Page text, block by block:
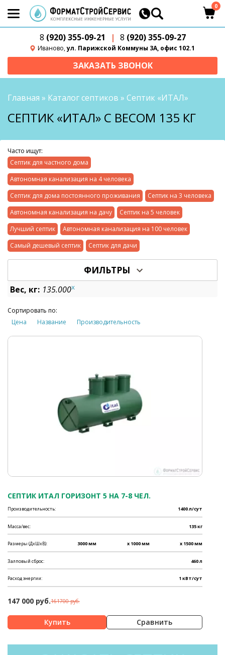
8 (920) 355-09-21 | 8 (920) 355-09-27
Иваново,ул. Парижской Коммуны 3А, офис 102.1
0
ЗАКАЗАТЬ ЗВОНОК
Главная » Каталог септиков » Септик «ИТАЛ»
СЕПТИК «ИТАЛ» С ВЕСОМ 135 КГ
Часто ищут:
Септик для частного дома
Автономная канализация на 4 человека
Септик для дома постоянного проживания
Септик на 3 человека
Автономная канализация на дачу
Септик на 5 человек
Лучший септик
Автономная канализация на 100 человек
Самый дешевый септик
Септик для дачи
ФИЛЬТРЫ
Вес, кг: 135.000x
Сортировать по:
Цена
Название Производительность
СЕПТИК ИТАЛ ГОРИЗОНТ 5 НА 7-8 ЧЕЛ.
Производительность: 1400 л/сут
Масса/вес: 135 кг
Размеры (ДхШхВ): 3000 мм x 1000 мм x 1500 мм
Залповый сброс: 460 л
Расход энергии: 1 кВт/сут
147 000 руб.161700 руб.
Сравнить